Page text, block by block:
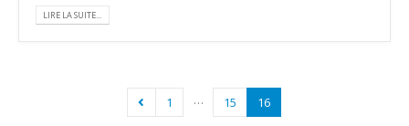
LIRE LA SUITE...
1 … 15 16